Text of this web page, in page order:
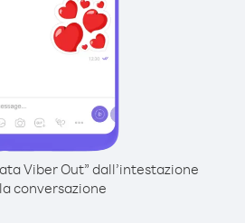
Viber Out” dall’intestazione
conversazione